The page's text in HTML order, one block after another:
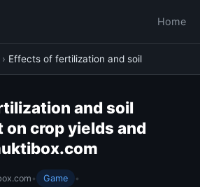
Home
› Effects of fertilization and soil
and soil
on crop yields and
• Game
•